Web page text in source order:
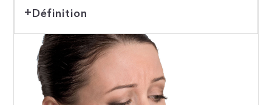
Définition